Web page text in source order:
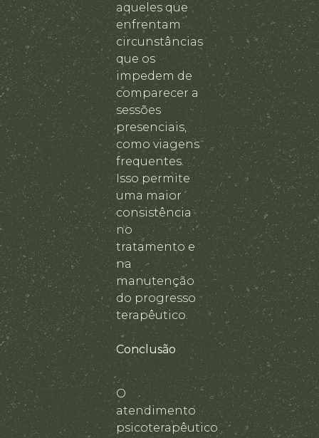
aqueles que
enfrentam
circunstâncias
que os
impedem de
comparecer a
sessões
presenciais,
como viagens
frequentes.
Isso permite
uma maior
consistência
no
tratamento e
na
manutenção
do progresso
terapêutico.
Conclusão
O
atendimento
psicoterapêutico